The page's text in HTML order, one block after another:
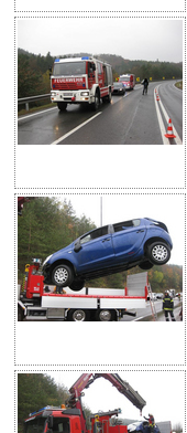
Fotogalerie 2015
Feuerwehrjugend
Termine
Kontakt